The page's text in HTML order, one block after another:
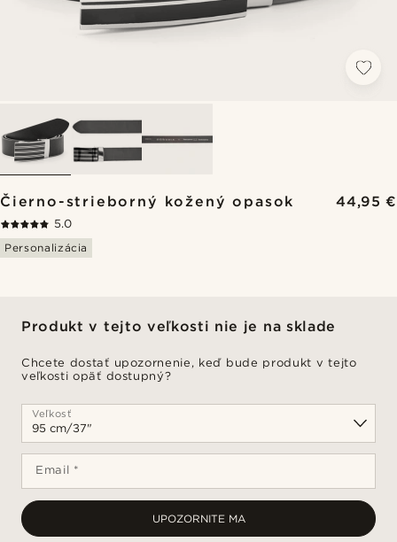
Čierno-strieborný kožený opasok 44,95 €
5.0
Personalizácia
Produkt v tejto veľkosti nie je na sklade
Chcete dostať upozornenie, keď bude produkt v tejto
veľkosti opäť dostupný?
Veľkosť
Email *
UPOZORNITE MA